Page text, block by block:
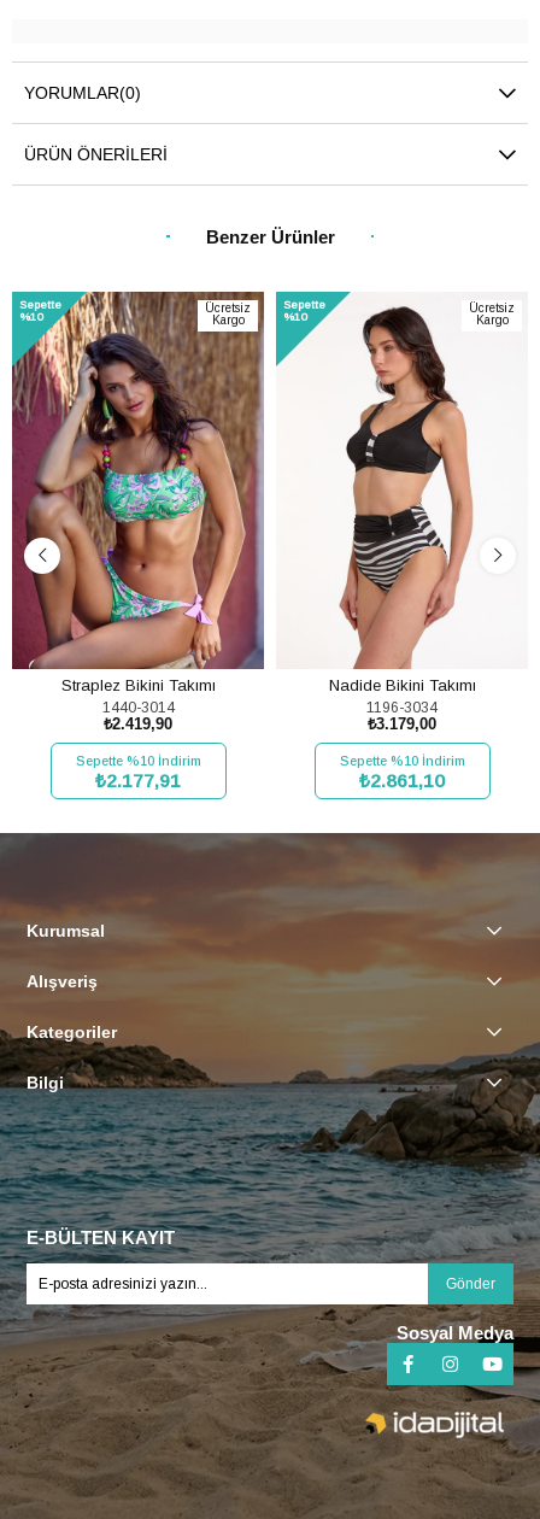
YORUMLAR(0)
ÜRÜN ÖNERILERI
Benzer Ürünler
Sepette
%10
Ücretsiz
Kargo
Straplez Bikini Takımı
1440-3014
₺2.419,90
Sepette %10 İndirim
₺2.177,91
SEPETE EKLE
Sepette
%10
Ücretsiz
Kargo
Nadide Bikini Takımı
1196-3034
₺3.179,00
Sepette %10 İndirim
₺2.861,10
SEPETE EKLE
Kurumsal
Alışveriş
Kategoriler
Bilgi
E-BÜLTEN KAYIT
Gönder
Sosyal Medya